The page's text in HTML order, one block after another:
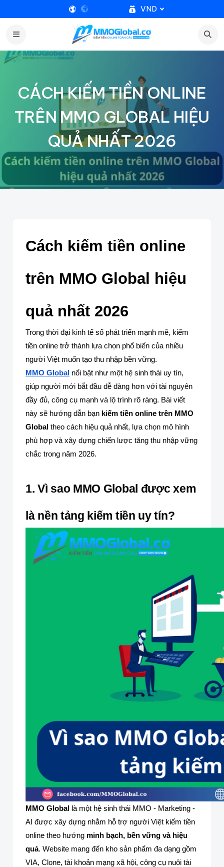
VND
CÁCH KIẾM TIỀN ONLINE
TRÊN MMO GLOBAL HIỆU
QUẢ NHẤT 2026
Cách kiếm tiền online
trên MMO Global hiệu
quả nhất 2026
Trong thời đại kinh tế số phát triển mạnh mẽ, kiếm
tiền online trở thành lựa chọn phổ biến của nhiều
người Việt muốn tạo thu nhập bền vững.
MMO Global nổi bật như một hệ sinh thái uy tín,
giúp người mới bắt đầu dễ dàng hơn với tài nguyên
đầy đủ, công cụ mạnh và lộ trình rõ ràng. Bài viết
này sẽ hướng dẫn bạn kiếm tiền online trên MMO
Global theo cách hiệu quả nhất, lựa chọn mô hình
phù hợp và xây dựng chiến lược tăng thu nhập vững
chắc trong năm 2026.
1. Vì sao MMO Global được xem
là nền tảng kiếm tiền uy tín?
MMO Global
là một hệ sinh thái MMO - Marketing -
AI được xây dựng nhằm hỗ trợ người Việt kiếm tiền
online theo hướng minh bạch, bền vững và hiệu
quả. Website mang đến kho sản phẩm đa dạng gồm
VIA, Clone, tài khoản mạng xã hội, công cụ nuôi tài